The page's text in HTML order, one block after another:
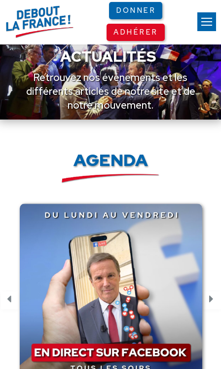
DONNER
ADHÉRER
ACTUALITÉS
Retrouvez nos événements et les
différents articles de notre site et de
notre mouvement.
AGENDA
Panneau de gestion des cookies